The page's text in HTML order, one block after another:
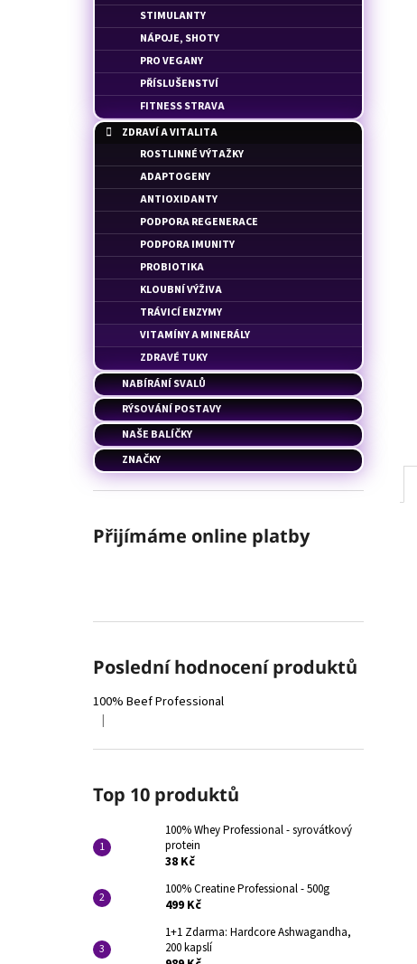
STIMULANTY
NÁPOJE, SHOTY
PRO VEGANY
PŘÍSLUŠENSTVÍ
FITNESS STRAVA
ZDRAVÍ A VITALITA
ROSTLINNÉ VÝTAŽKY
ADAPTOGENY
ANTIOXIDANTY
PODPORA REGENERACE
PODPORA IMUNITY
PROBIOTIKA
KLOUBNÍ VÝŽIVA
TRÁVICÍ ENZYMY
VITAMÍNY A MINERÁLY
ZDRAVÉ TUKY
NABÍRÁNÍ SVALŮ
RÝSOVÁNÍ POSTAVY
NAŠE BALÍČKY
ZNAČKY
Přijímáme online platby
Poslední hodnocení produktů
100% Beef Professional
Hodnocení produktu je 4 z 5 hvězdiček.
|
Top 10 produktů
100% Whey Professional - syrovátkový
protein
38 Kč
100% Creatine Professional - 500g
499 Kč
1+1 Zdarma: Hardcore Ashwagandha,
200 kapslí
PROTEIN